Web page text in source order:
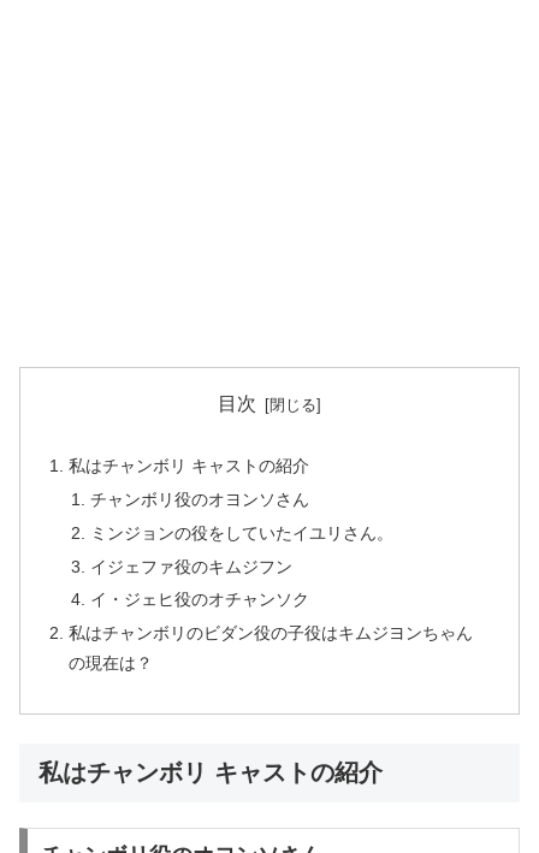
目次
私はチャンボリ キャストの紹介
チャンボリ役のオヨンソさん
ミンジョンの役をしていたイユリさん。
イジェファ役のキムジフン
イ・ジェヒ役のオチャンソク
私はチャンボリのビダン役の子役はキムジヨンちゃん
の現在は？
私はチャンボリ キャストの紹介